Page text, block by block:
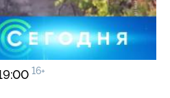
16+